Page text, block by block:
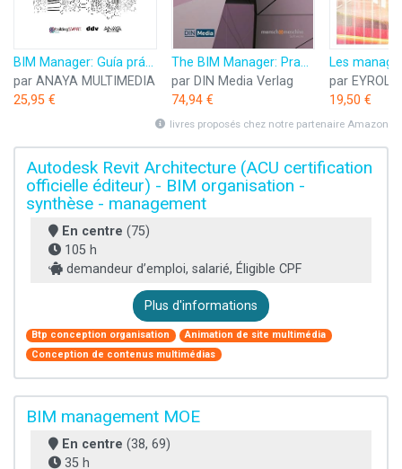
BIM Manager: Guía práctica de gestión de proyectos BIM
par ANAYA MULTIMEDIA
25,95 €
The BIM Manager: Practical instruction for project management with BIM
par DIN Media Verlag
74,94 €
par
19,50 €
livres proposés chez notre partenaire Amazon
Autodesk Revit Architecture (ACU certification
officielle éditeur) - BIM organisation -
synthèse - management
En centre (75)
105 h
demandeur d’emploi, salarié, Éligible CPF
Plus d'informations
Btp conception organisation
Animation de site multimédia
Conception de contenus multimédias
BIM management MOE
En centre (38, 69)
35 h